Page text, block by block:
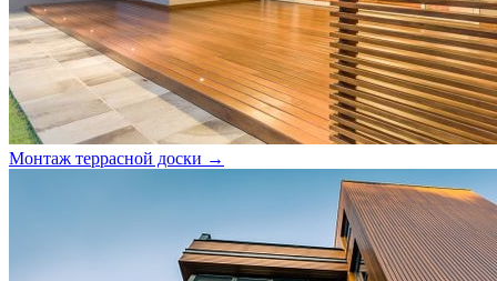
Монтаж террасной доски →